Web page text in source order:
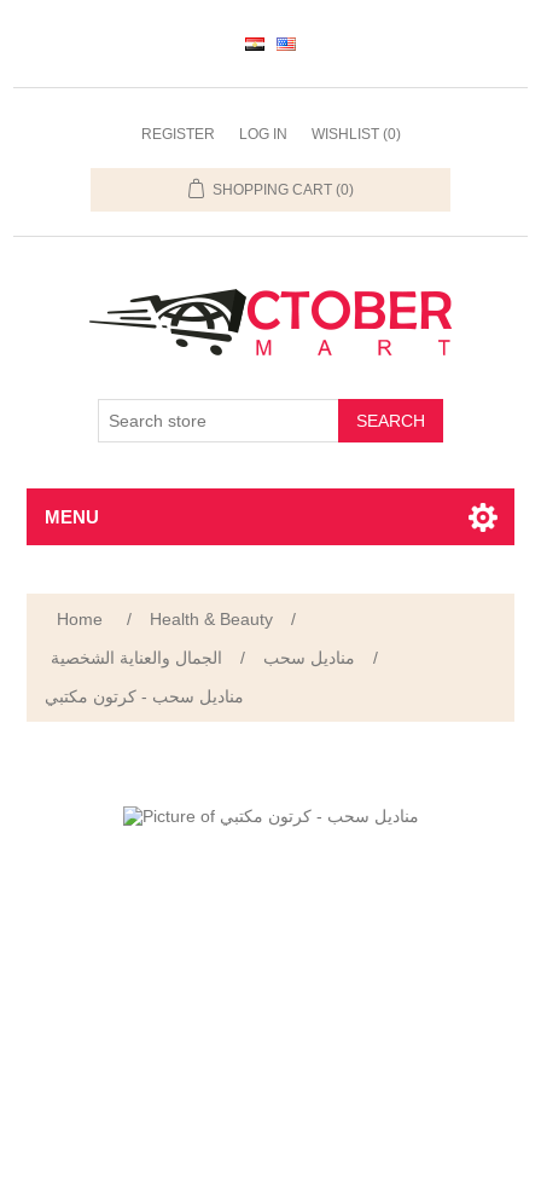
REGISTER LOG IN WISHLIST (0)
SHOPPING CART (0)
SEARCH
MENU
Home / Health & Beauty
/
الجمال والعناية الشخصية
/ مناديل سحب
/
مناديل سحب - كرتون مكتبي